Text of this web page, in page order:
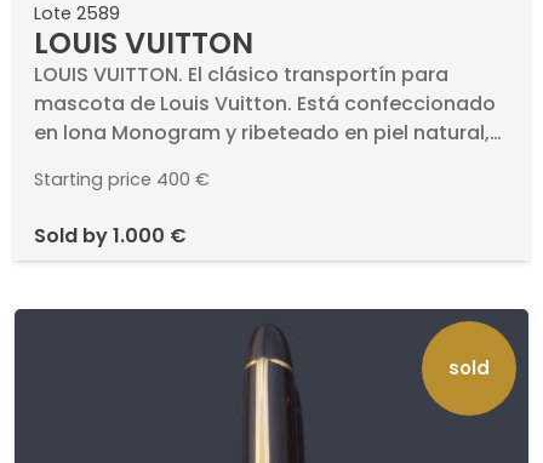
Lote 2589
LOUIS VUITTON
LOUIS VUITTON. El clásico transportín para
mascota de Louis Vuitton. Está confeccionado
en lona Monogram y ribeteado en piel natural,
suave ventana de malla transpirable.. Con dos
personalizable.. Medidas: 39 x 30 x 22 cm. En
Starting price 400 €
sold by1.000 €
sold